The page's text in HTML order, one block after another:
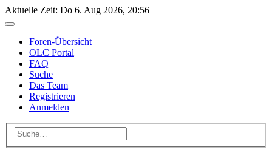
Aktuelle Zeit: Do 6. Aug 2026, 20:56
Foren-Übersicht
OLC Portal
FAQ
Suche
Das Team
Registrieren
Anmelden